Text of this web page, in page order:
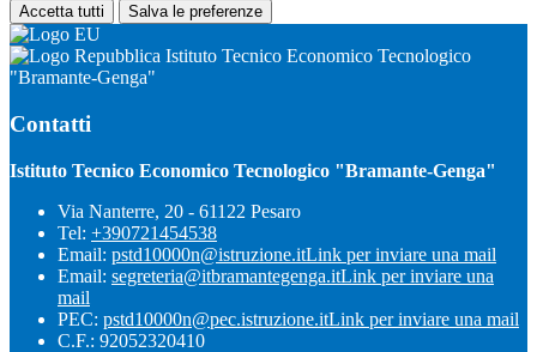
Accetta tutti Salva le preferenze
Istituto Tecnico Economico Tecnologico
"Bramante-Genga"
Contatti
Istituto Tecnico Economico Tecnologico "Bramante-Genga"
Via Nanterre, 20 - 61122 Pesaro
Tel: +390721454538
Email: pstd10000n@istruzione.itLink per inviare una mail
Email: segreteria@itbramantegenga.itLink per inviare una
mail
PEC: pstd10000n@pec.istruzione.itLink per inviare una mail
C.F.: 92052320410